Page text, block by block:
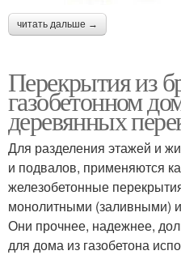
читать дальше →
Перекрытия из
газобетонном
деревянных
Для разделения этажей и
и подвалов, применяются
железобетонные
монолитными (заливными)
Они прочнее, надежнее,
для дома из газобетона